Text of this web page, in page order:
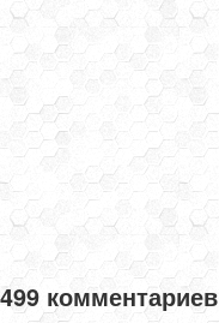
499 комментариев